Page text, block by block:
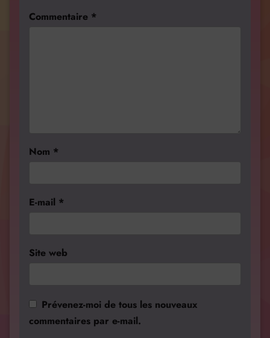
Commentaire *
Nom *
E-mail *
Site web
Prévenez-moi de tous les nouveaux
commentaires par e-mail.